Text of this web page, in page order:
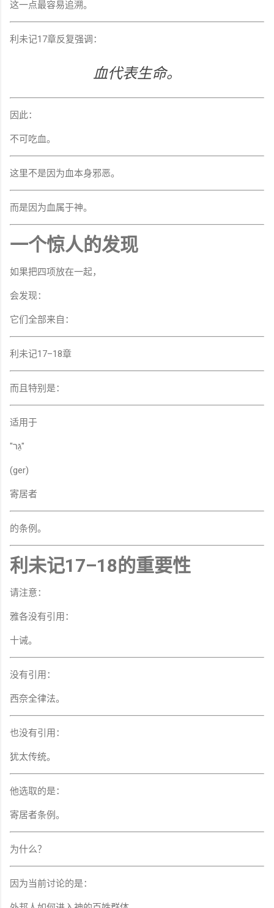
这一点最容易追溯。
利未记17章反复强调：
血代表生命。
因此：
不可吃血。
这里不是因为血本身邪恶。
而是因为血属于神。
一个惊人的发现
如果把四项放在一起，
会发现：
它们全部来自：
利未记17–18章
而且特别是：
适用于
"גֵּר"
(ger)
寄居者
的条例。
利未记17–18的重要性
请注意：
雅各没有引用：
十诫。
没有引用：
西奈全律法。
也没有引用：
犹太传统。
他选取的是：
寄居者条例。
为什么？
因为当前讨论的是：